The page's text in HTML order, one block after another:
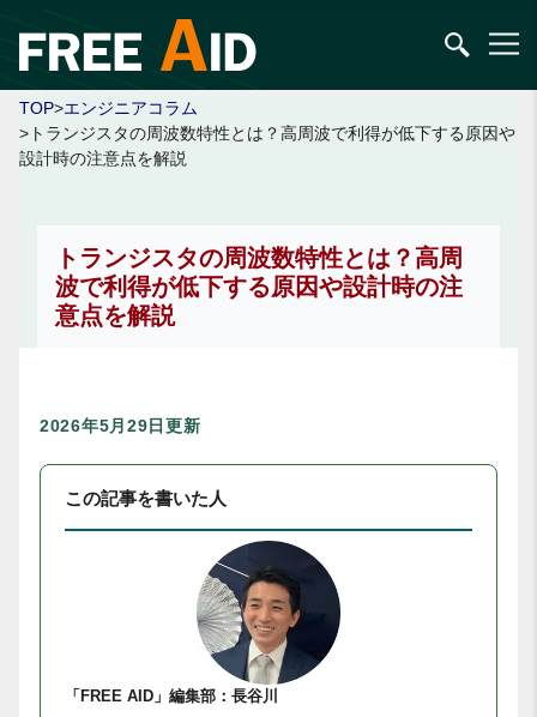
TOP>エンジニアコラム
>トランジスタの周波数特性とは？高周波で利得が低下する原因や
設計時の注意点を解説
トランジスタの周波数特性とは？高周
波で利得が低下する原因や設計時の注
意点を解説
2026年5月29日更新
この記事を書いた人
「FREE AID」編集部：長谷川